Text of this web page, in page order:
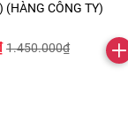
CÔNG TY)
1.450.000₫